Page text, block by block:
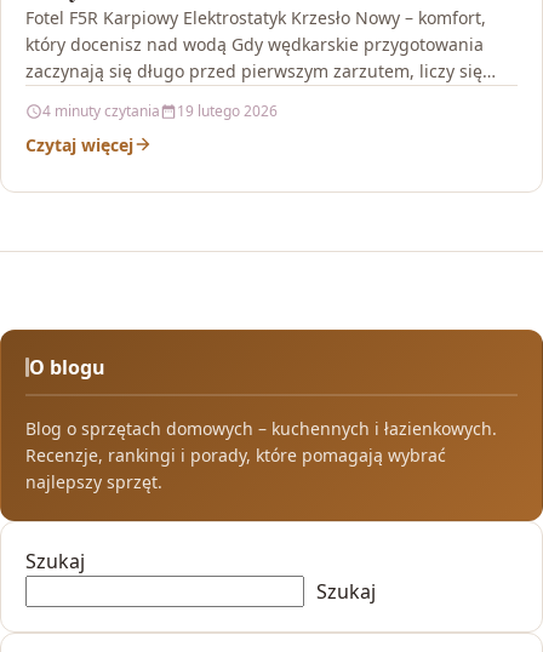
Fotel F5R Karpiowy Elektrostatyk Krzesło Nowy – komfort,
który docenisz nad wodą Gdy wędkarskie przygotowania
zaczynają się długo przed pierwszym zarzutem, liczy się
4 minuty czytania 19 lutego 2026
Czytaj więcej
O blogu
Blog o sprzętach domowych – kuchennych i łazienkowych.
Recenzje, rankingi i porady, które pomagają wybrać
najlepszy sprzęt.
Szukaj
Szukaj